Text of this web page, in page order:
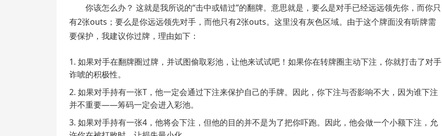
你该怎么办？ 这就是我所说的“击中或错过”的翻牌。意思就是，要么是对手已经远远领先你，而你只
有2张outs；要么是你远远领先对手，而他只有2张outs。这里没有灰色区域。由于这个牌面没有听牌需
要保护，我建议你过牌，理由如下：
如果对手在翻牌圈过牌，并试图偷取彩池，让他来试试吧！如果你在转牌圈主动下注，你就打击了对手
诈唬的积极性。
如果对手持有一张T，他一定会通过下注来保护自己的手牌。因此，你下注与否影响不大，因为谁下注
并不重要——筹码一定会进入彩池。
如果对手持有一张4，他将会下注，但他的目的并不是为了把你吓跑。因此，他会做一个小额下注，允